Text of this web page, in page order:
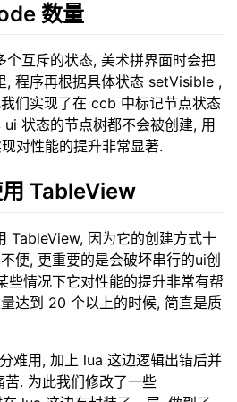
数量
个互斥的状态, 美术拼界面时会把
, 程序再根据具体状态 setVisible ,
们实现了在 ccb 中标记节点状态
状态的节点树都不会被创建, 用
对性能的提升非常显著.
TableView
TableView, 因为它的创建方式十
便, 更重要的是会破坏串行的ui创
些情况下它对性能的提升非常有帮
达到 20 个以上的时候, 简直是质
难用, 加上 lua 这边逻辑出错后并
. 为此我们修改了一些